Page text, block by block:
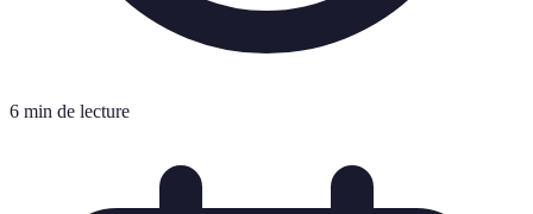
6 min de lecture